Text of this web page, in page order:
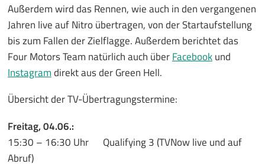
Außerdem wird das Rennen, wie auch in den vergangenen
Jahren live auf Nitro übertragen, von der Startaufstellung
bis zum Fallen der Zielflagge. Außerdem berichtet das
Four Motors Team natürlich auch überFacebookund
Instagramdirekt aus der Green Hell.
Übersicht der TV-Übertragungstermine:
Freitag, 04.06.:
15:30 – 16:30 Uhr Qualifying 3 (TVNow live und auf
Abruf)